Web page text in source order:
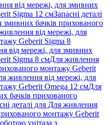
від мережі, для змивних
Sigma 12 смЗапасні деталі
бачків прихованого
від мережі, для
Geberit Sigma 8
від мережі, для змивних
Sigma 8 смДля живлення
монтажу Geberit
живлення від мережі, для
Geberit Omega 12 смДля
бачків прихованого
деталі для Для живлення
монтажу Geberit
унітаза з